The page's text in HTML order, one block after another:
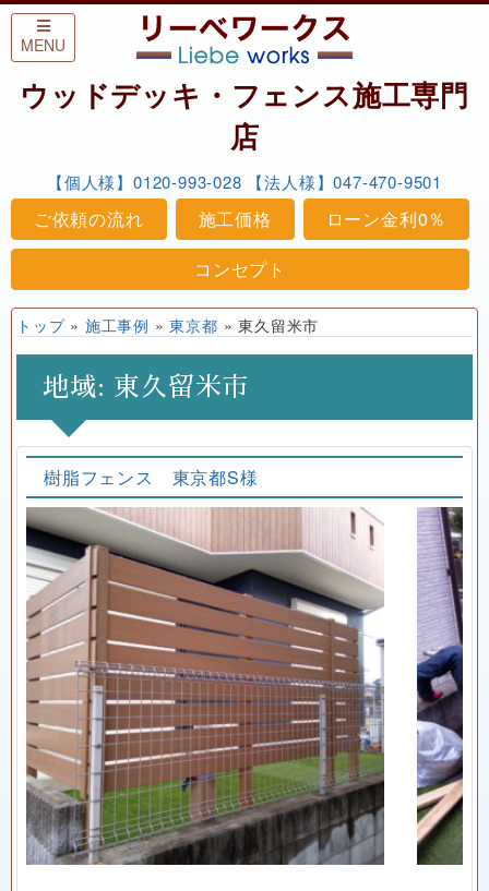
Skip to content
MENU
ウッドデッキ・フェンス施工専門
店
【個人様】0120-993-028 【法人様】047-470-9501
ご依頼の流れ 施工価格
ローン金利0％
コンセプト
トップ» 施工事例 »東京都 »東久留米市
地域: 東久留米市
樹脂フェンス 東京都S様